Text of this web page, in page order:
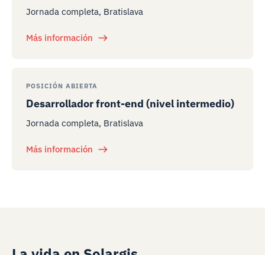
Jornada completa, Bratislava
Más información
POSICIÓN ABIERTA
Desarrollador front-end (nivel intermedio)
Jornada completa, Bratislava
Más información